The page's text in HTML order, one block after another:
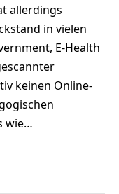
allerdings
in vielen
E-Health
keinen Online-
wie…